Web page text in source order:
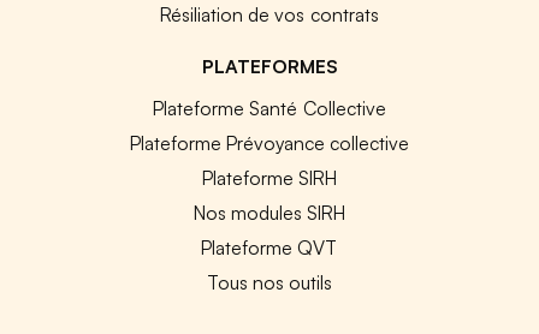
Résiliation de vos contrats
PLATEFORMES
Plateforme Santé Collective
Plateforme Prévoyance collective
Plateforme SIRH
Nos modules SIRH
Plateforme QVT
Tous nos outils